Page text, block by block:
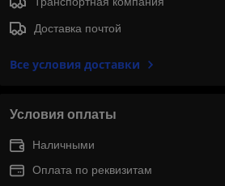
Доставка почтой
Все условия доставки
Условия оплаты
Наличными
Оплата по реквизитам